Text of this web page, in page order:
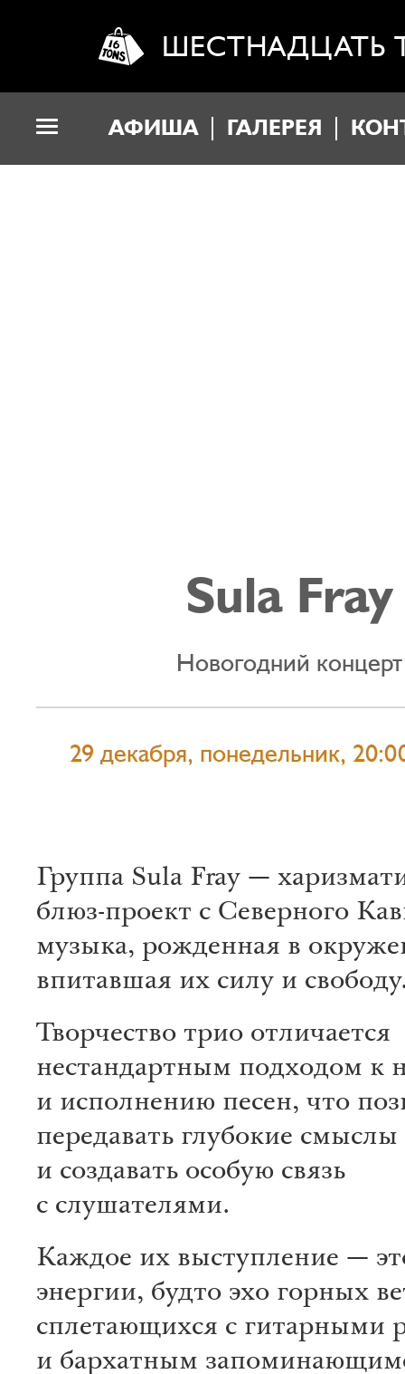
ШЕСТНАДЦАТЬ
АФИША ГАЛЕРЕЯ
Sula Fray
Новогодний концерт
29 декабря, понедельник,
Группа Sula Fray —
блюз-проект с Северного
музыка, рожденная в
впитавшая их силу и
Творчество трио отличается
нестандартным подходом к
и исполнению песен, что
передавать глубокие смыслы
и создавать особую связь
с слушателями.
Каждое их выступление —
энергии, будто эхо горных
сплетающихся с гитарными
и бархатным